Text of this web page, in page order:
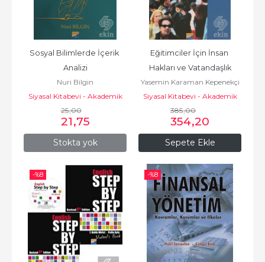
Stokta yok
Sosyal Bilimlerde İçerik
Analizi
Nuri Bilgin
Siyasal Kitabevi - Akademik
Kitaplar
25,00
21,75
Sepete Ekle
Eğitimciler İçin İnsan
Hakları ve Vatandaşlık
Yasemin Karaman Kepenekçi
Siyasal Kitabevi - Akademik
Kitaplar
385,00
354,20
-%8 -%8